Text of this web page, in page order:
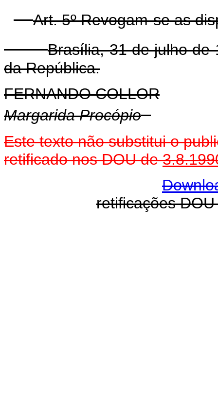
Art. 5º Revogam-se as
Brasília, 31 de julho de
da República.
FERNANDO COLLOR
Margarida Procópio
Este texto não substitui o
retificado nos DOU de
retificações